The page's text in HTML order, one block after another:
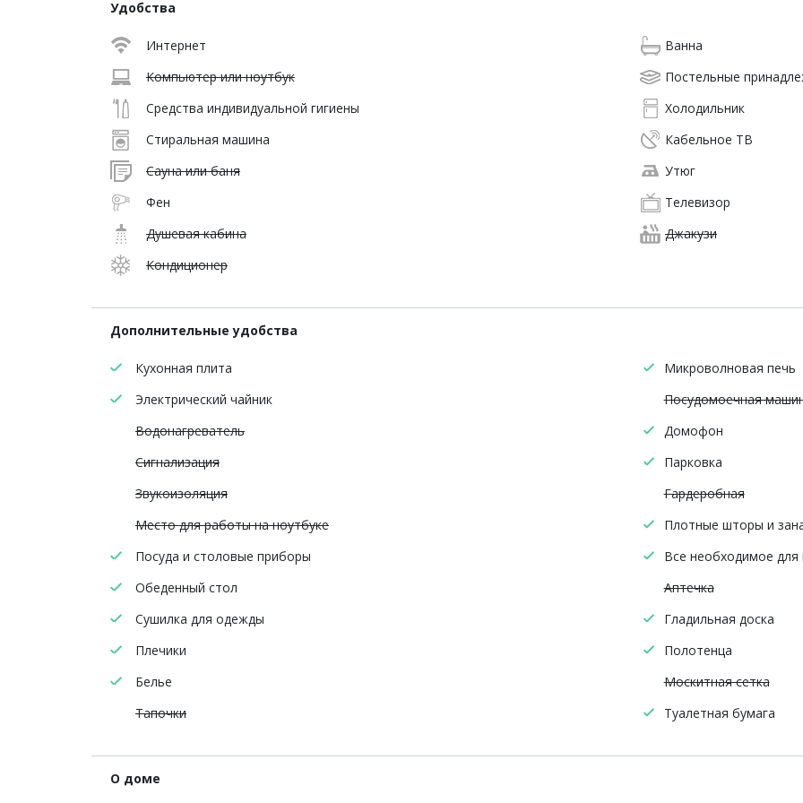
Удобства
Интернет
Ванна
Компьютер или ноутбук
Постельные
Средства индивидуальной гигиены
Холодильник
Стиральная машина
Кабельное ТВ
Сауна или баня
Утюг
Фен
Телевизор
Душевая кабина
Джакузи
Кондиционер
Дополнительные удобства
Кухонная плита
Микроволновая печь
Электрический чайник
Посудомоечная
Водонагреватель
Домофон
Сигнализация
Парковка
Звукоизоляция
Гардеробная
Место для работы на ноутбуке
Плотные шторы и
Посуда и столовые приборы
Все необходимое для
Обеденный стол
Аптечка
Сушилка для одежды
Гладильная доска
Плечики
Полотенца
Белье
Москитная сетка
Тапочки
Туалетная бумага
О доме